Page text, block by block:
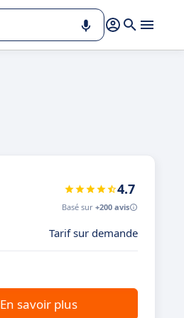
4.7
Basé sur +200 avis
Tarif sur demande
En savoir plus